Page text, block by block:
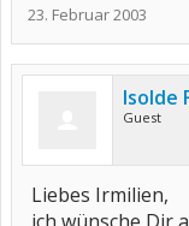
23. Februar 2003
Isolde
Guest
Liebes Irmilien,